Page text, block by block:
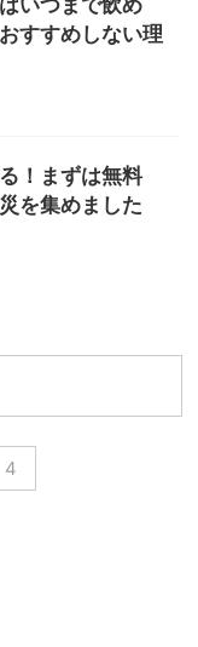
いつまで飲め
すすめしない理
！まずは無料
を集めました
4